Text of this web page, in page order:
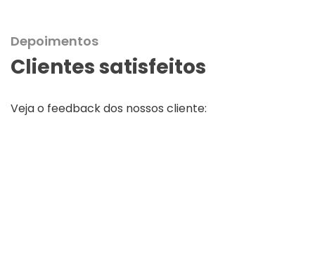
Depoimentos
Clientes satisfeitos
Veja o feedback dos nossos cliente: